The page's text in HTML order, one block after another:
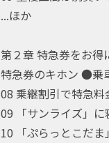
...ほか
第２章 特急券をお得
特急券のキホン ●乗
08 乗継割引で特急料
09 「サンライズ」
10 「ぷらっとこだ